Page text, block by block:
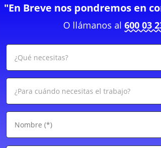
"En Breve nos pondremos en
O llámanos al600 03